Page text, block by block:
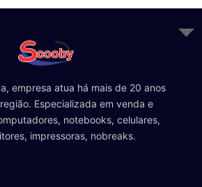
empresa atua há mais de 20 anos
Especializada em venda e
notebooks, celulares,
impressoras, nobreaks.